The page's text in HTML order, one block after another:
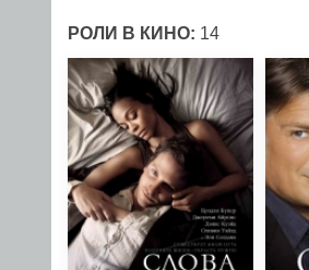
РОЛИ В КИНО: 14